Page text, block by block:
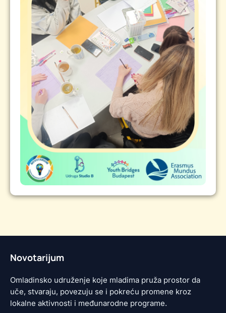
Novotarijum
Omladinsko udruženje koje mladima pruža prostor da
uče, stvaraju, povezuju se i pokreću promene kroz
lokalne aktivnosti i međunarodne programe.